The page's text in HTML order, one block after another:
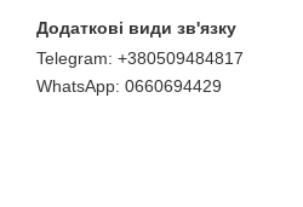
+380509484817
0660694429